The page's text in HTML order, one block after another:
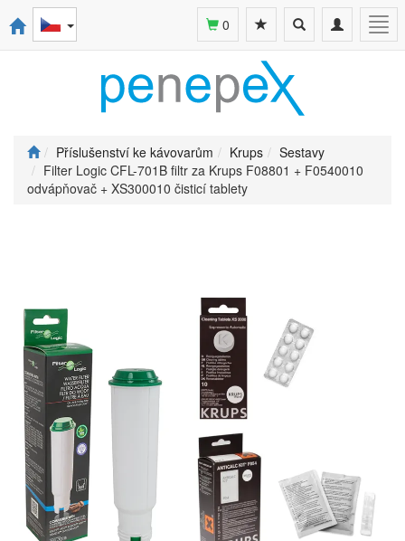
Toggle
navigation
Toggle
search
0
Příslušenství ke kávovarům Krups
Sestavy
Filter Logic CFL-701B filtr za Krups F08801 + F0540010
odvápňovač + XS300010 čisticí tablety